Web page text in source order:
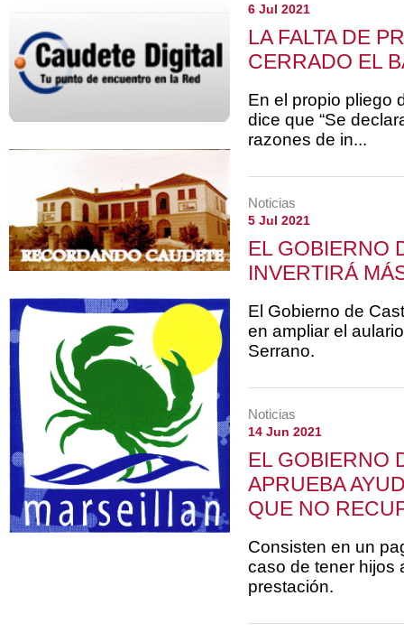
6 Jul 2021
LA FALTA DE
CERRADO EL
En el propio pliego
dice que “Se
razones de in...
Noticias
5 Jul 2021
EL GOBIERNO
INVERTIRÁ
El Gobierno de
en ampliar el
Serrano.
Noticias
14 Jun 2021
EL GOBIERNO
APRUEBA
QUE NO
Consisten en un
caso de tener hijos
prestación.